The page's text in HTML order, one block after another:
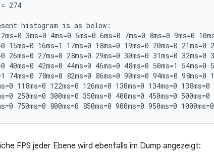
274
histogram is as below:
3ms=0 4ms=0 5ms=0 6ms=0 7ms=0 8ms=0 9ms=0
15ms=0 16ms=1 17ms=0 18ms=0 19ms=0 20ms=0 21ms=0
26ms=0 27ms=0 28ms=0 29ms=0 30ms=0 31ms=0 32ms=0
40ms=0 42ms=0 44ms=0 46ms=0 48ms=0 50ms=1 54ms=0
74ms=0 78ms=0 82ms=0 86ms=0 90ms=0 94ms=0 98ms=0
118ms=0 122ms=0 126ms=0 130ms=0 134ms=0 138ms=0
250ms=0 300ms=0 350ms=0 400ms=0 450ms=0 500ms=0
FPS jeder Ebene wird ebenfalls im Dump angezeigt: